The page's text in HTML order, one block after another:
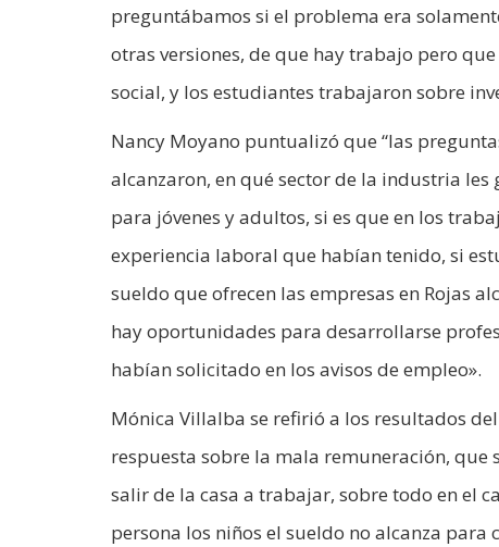
preguntábamos si el problema era
otras versiones, de que hay trabajo pero
social, y los estudiantes trabajaron sobre
Nancy Moyano puntualizó que “las
alcanzaron, en qué sector de la industria
para jóvenes y adultos, si es que en los
experiencia laboral que habían tenido, si
sueldo que ofrecen las empresas en Rojas
hay oportunidades para desarrollarse
habían solicitado en los avisos de empleo».
Mónica Villalba se refirió a los resultados
respuesta sobre la mala remuneración, que
salir de la casa a trabajar, sobre todo en el
persona los niños el sueldo no alcanza